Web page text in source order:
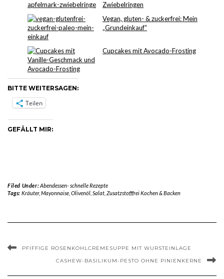
Zwiebelringen
Vegan, gluten- & zuckerfrei: Mein
„Grundeinkauf“
Cupcakes mit Avocado-Frosting
BITTE WEITERSAGEN:
Teilen
GEFÄLLT MIR:
Filed Under:Abendessen- schnelle Rezepte
Tags: Kräuter, Mayonnaise, Olivenöl, Salat, Zusatzstofffrei Kochen & Backen
PFIFFIGE ROSENKOHLCREMESUPPE MIT WURSTEINLAGE
CASHEW-BASILIKUM-PESTO OHNE PINIENKERNE